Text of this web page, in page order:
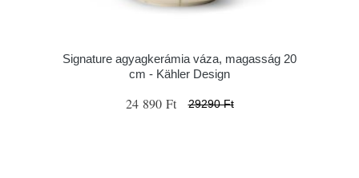
Signature agyagkerámia váza, magasság 20
cm - Kähler Design
24 890 Ft 29290 Ft